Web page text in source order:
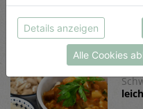
möchtest.
Weitere Informationen
Datenschutzerklärung
Details anzeigen
Alle Cookies